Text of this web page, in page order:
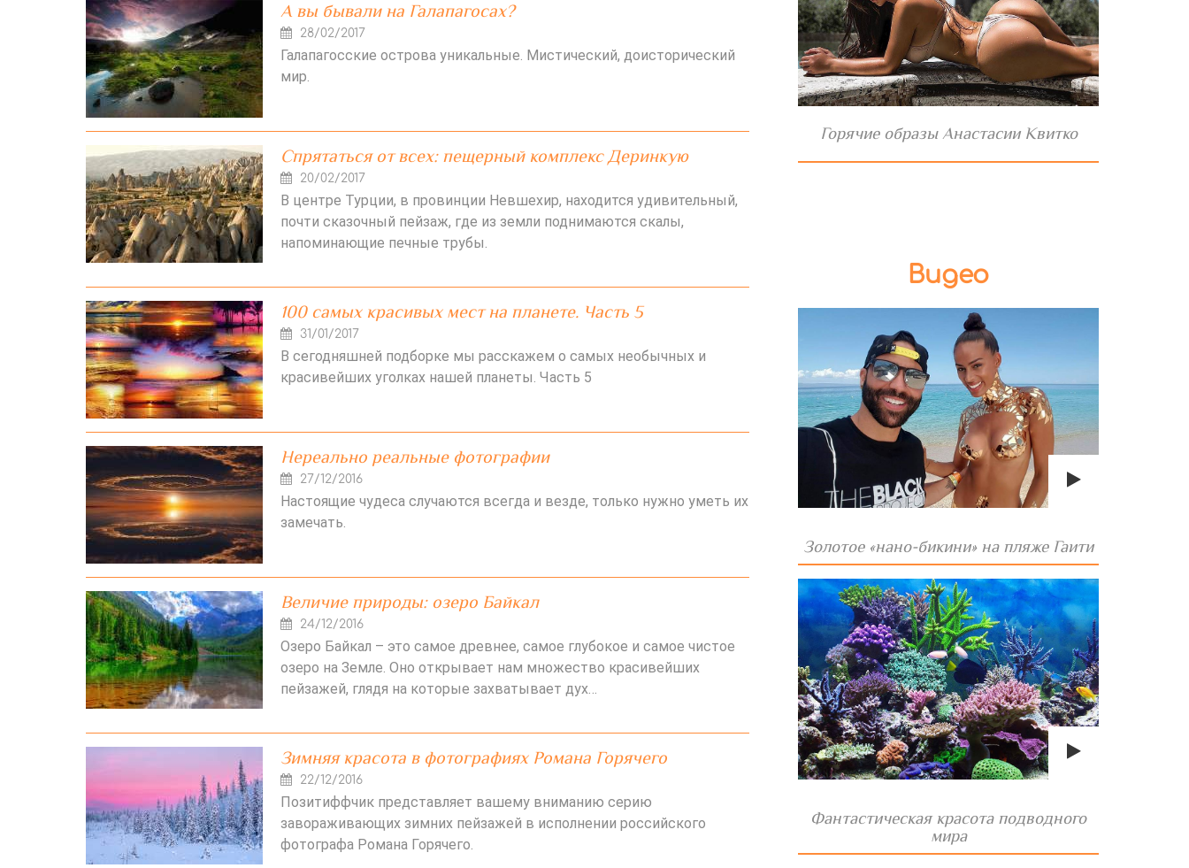
А вы бывали на Галапагосах?
28/02/2017
Галапагосские острова уникальные. Мистический, доисторический
мир.
Спрятаться от всех: пещерный комплекс Деринкую
20/02/2017
В центре Турции, в провинции Невшехир, находится удивительный,
почти сказочный пейзаж, где из земли поднимаются скалы,
напоминающие печные трубы.
100 самых красивых мест на планете. Часть 5
31/01/2017
В сегодняшней подборке мы расскажем о самых необычных и
красивейших уголках нашей планеты. Часть 5
Нереально реальные фотографии
27/12/2016
Настоящие чудеса случаются всегда и везде, только нужно уметь их
замечать.
Величие природы: озеро Байкал
24/12/2016
Озеро Байкал – это самое древнее, самое глубокое и самое чистое
озеро на Земле. Оно открывает нам множество красивейших
пейзажей, глядя на которые захватывает дух…
Зимняя красота в фотографиях Романа Горячего
22/12/2016
Позитиффчик представляет вашему вниманию серию
завораживающих зимних пейзажей в исполнении российского
фотографа Романа Горячего.
Горячие образы Анастасии Квитко
Видео
Золотое «нано-бикини» на пляже Гаити
Фантастическая красота подводного
мира